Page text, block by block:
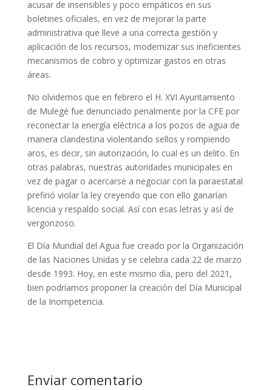
acusar de insensibles y poco empáticos en sus
boletines oficiales, en vez de mejorar la parte
administrativa que lleve a una correcta gestión y
aplicación de los recursos, modernizar sus ineficientes
mecanismos de cobro y optimizar gastos en otras
áreas.
No olvidemos que en febrero el H. XVI Ayuntamiento
de Mulegé fue denunciado penalmente por la CFE por
reconectar la energía eléctrica a los pozos de agua de
manera clandestina violentando sellos y rompiendo
aros, es decir, sin autorización, lo cual es un delito. En
otras palabras, nuestras autoridades municipales en
vez de pagar o acercarse a negociar con la paraestatal
prefirió violar la ley creyendo que con ello ganarían
licencia y respaldo social. Así con esas letras y así de
vergonzoso.
El Día Mundial del Agua fue creado por la Organización
de las Naciones Unidas y se celebra cada 22 de marzo
desde 1993. Hoy, en este mismo día, pero del 2021,
bien podríamos proponer la creación del Día Municipal
de la Inompetencia.
Enviar comentario